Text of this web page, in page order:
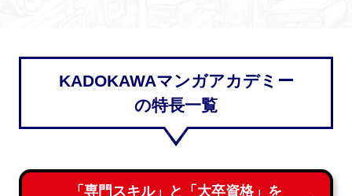
KADOKAWAマンガアカデミー
の特長一覧
「専門スキル」と「大卒資格」を